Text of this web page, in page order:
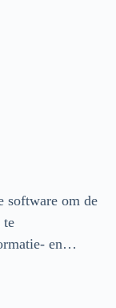
software om de
te
en…